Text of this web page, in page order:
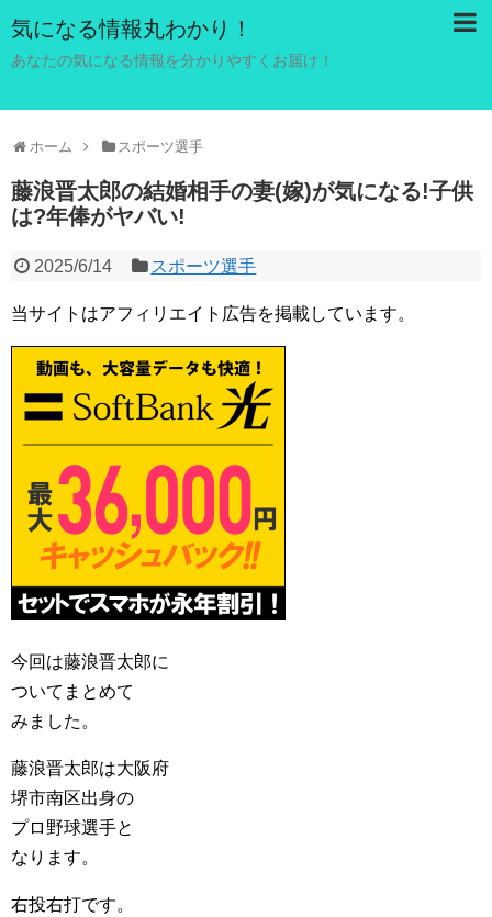
気になる情報丸わかり！
あなたの気になる情報を分かりやすくお届け！
ホーム スポーツ選手
藤浪晋太郎の結婚相手の妻(嫁)が気になる!子供
は?年俸がヤバい!
2025/6/14 スポーツ選手
当サイトはアフィリエイト広告を掲載しています。
今回は藤浪晋太郎に
ついてまとめて
みました。
藤浪晋太郎は大阪府
堺市南区出身の
プロ野球選手と
なります。
右投右打です。